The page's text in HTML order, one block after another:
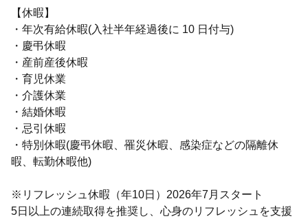
【休暇】
・年次有給休暇(入社半年経過後に 10 日付与)
・慶弔休暇
・産前産後休暇
・育児休業
・介護休業
・結婚休暇
・忌引休暇
・特別休暇(慶弔休暇、罹災休暇、感染症などの隔離休
暇、転勤休暇他)
※リフレッシュ休暇（年10日）2026年7月スタート
5日以上の連続取得を推奨し、心身のリフレッシュを支援